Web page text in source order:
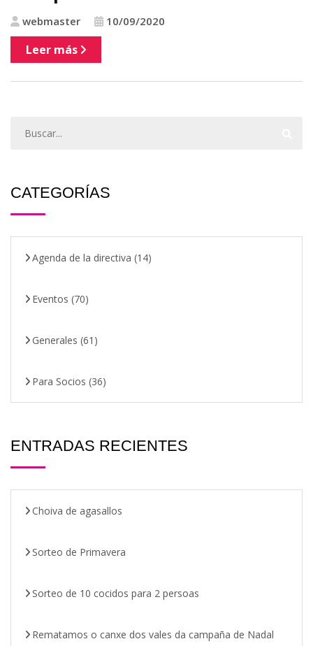
webmaster 10/09/2020
Leer más
CATEGORÍAS
Agenda de la directiva (14)
Eventos (70)
Generales (61)
Para Socios (36)
ENTRADAS RECIENTES
Choiva de agasallos
Sorteo de Primavera
Sorteo de 10 cocidos para 2 persoas
Rematamos o canxe dos vales da campaña de Nadal